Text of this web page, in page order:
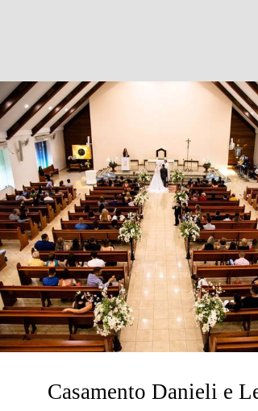
Casamento Danieli e